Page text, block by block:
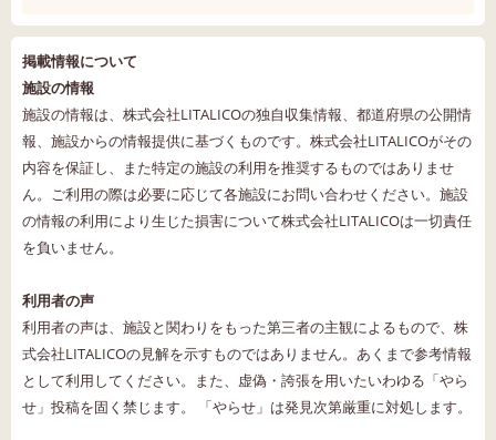
掲載情報について
施設の情報
施設の情報は、株式会社LITALICOの独自収集情報、都道府県の公開情
報、施設からの情報提供に基づくものです。株式会社LITALICOがその
内容を保証し、また特定の施設の利用を推奨するものではありませ
ん。ご利用の際は必要に応じて各施設にお問い合わせください。施設
の情報の利用により生じた損害について株式会社LITALICOは一切責任
を負いません。
利用者の声
利用者の声は、施設と関わりをもった第三者の主観によるもので、株
式会社LITALICOの見解を示すものではありません。あくまで参考情報
として利用してください。また、虚偽・誇張を用いたいわゆる「やら
せ」投稿を固く禁じます。 「やらせ」は発見次第厳重に対処します。